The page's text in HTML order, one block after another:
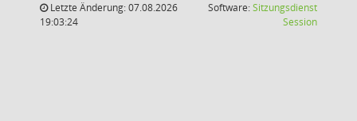
Letzte Änderung: 07.08.2026
19:03:24
Software:Sitzungsdienst
Session(Wird in